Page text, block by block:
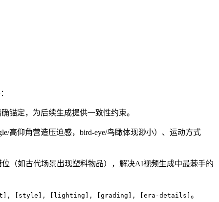
锚定，为后续生成提供一致性约束。
高仰角营造压迫感，bird-eye/鸟瞰体现渺小）、运动方式
位（如古代场景出现塑料物品），解决AI视频生成中最棘手的
[style], [lighting], [grading], [era-details] 。